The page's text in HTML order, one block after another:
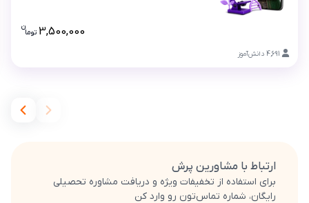
4,691 دانش‌آموز
3,500,000 توما
ن
قیمت
ارتباط با مشاورین پرش
برای استفاده از تخفیفات ویژه و دریافت مشاوره تحصیلی
رایگان، شماره تماس‌تون رو وارد کن